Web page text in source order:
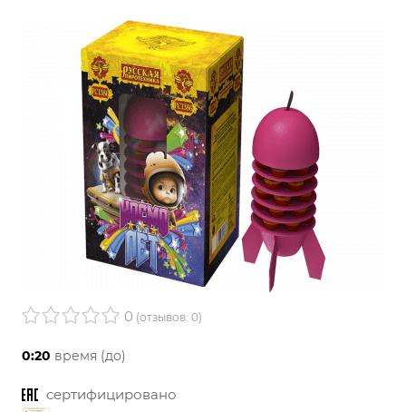
0 (отзывов: 0)
0:20 время (до)
сертифицировано